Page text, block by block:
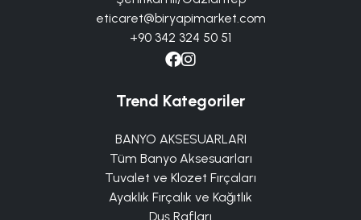
eticaret@biryapimarket.com
+90 342 324 50 51
Trend Kategoriler
BANYO AKSESUARLARI
Tüm Banyo Aksesuarları
Tuvalet ve Klozet Fırçaları
Ayaklık Fırçalık ve Kağıtlık
Duş Rafları